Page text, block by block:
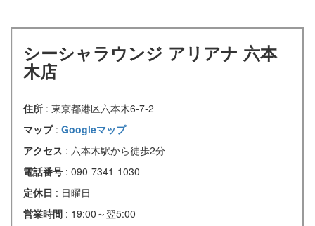
シーシャラウンジ アリアナ 六本
木店
住所 : 東京都港区六本木6-7-2
マップ : Googleマップ
アクセス : 六本木駅から徒歩2分
電話番号 : 090-7341-1030
定休日 : 日曜日
営業時間 : 19:00～翌5:00